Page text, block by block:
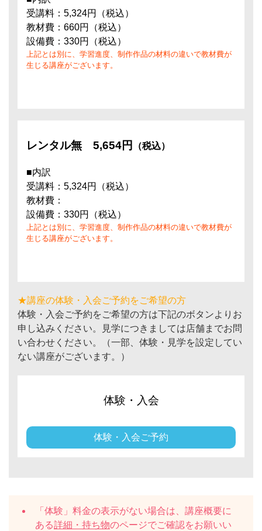
受講料：5,324円（税込）
教材費：660円（税込）
設備費：330円（税込）
上記とは別に、学習進度、制作作品の材料の違いで教材費が
生じる講座がございます。
レンタル無 5,654円 （税込）
■内訳
受講料：5,324円（税込）
教材費：
設備費：330円（税込）
上記とは別に、学習進度、制作作品の材料の違いで教材費が
生じる講座がございます。
★講座の体験・入会ご予約をご希望の方
体験・入会ご予約をご希望の方は下記のボタンよりお
申し込みください。見学につきましては店舗までお問
い合わせください。（一部、体験・見学を設定してい
ない講座がございます。）
体験・入会
体験・入会ご予約
「体験」料金の表示がない場合は、講座概要に
ある詳細・持ち物のページでご確認をお願いい